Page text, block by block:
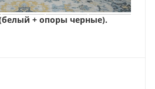
+ опоры черные).